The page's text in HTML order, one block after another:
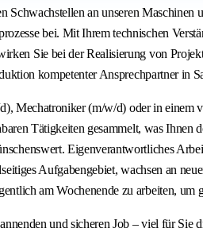
an unseren
bei. Mit Ihrem technischen
Sie bei der Realisierung von
kompetenter Ansprechpartner in
Mechatroniker (m/w/d) oder in einem
Tätigkeiten gesammelt, was
Eigenverantwortliches
Aufgabengebiet, wachsen an
am Wochenende zu arbeiten,
und sicheren Job – viel für